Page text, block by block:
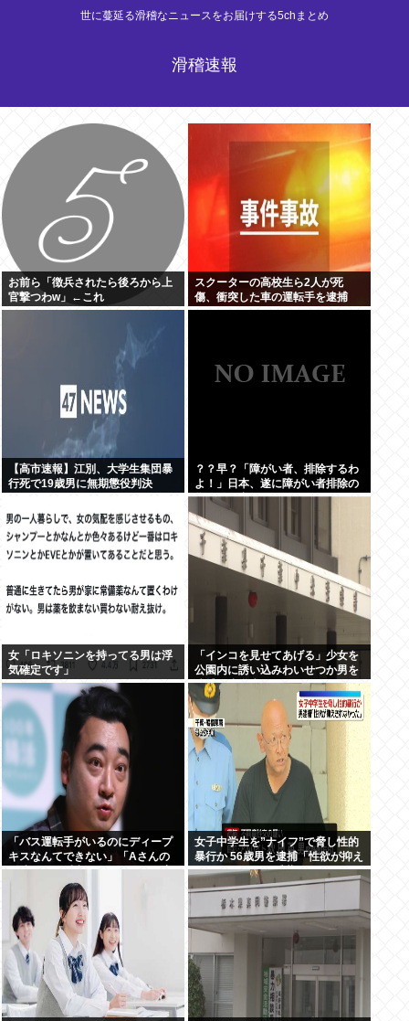
世に蔓延る滑稽なニュースをお届けする5chまとめ
滑稽速報
お前ら「徴兵されたら後ろから上
官撃つわw」←これ
スクーターの高校生ら2人が死
傷、衝突した車の運転手を逮捕
【高市速報】江別、大学生集団暴
行死で19歳男に無期懲役判決
？？早？「障がい者、排除するわ
よ！」日本、遂に障がい者排除の
為に動き出す。
女「ロキソニンを持ってる男は浮
気確定です」
「インコを見せてあげる」少女を
公園内に誘い込みわいせつか男を
逮捕。小学生2人に見せて触らせ
る
「バス運転手がいるのにディープ
キスなんてできない」「Aさんの
供述には矛盾点」元ジャンポケ斉
藤慎二側が主張した「同意があっ
女子中学生を”ナイフ”で脅し性的
暴行か 56歳男を逮捕「性欲が抑え
きれなかった」 千葉